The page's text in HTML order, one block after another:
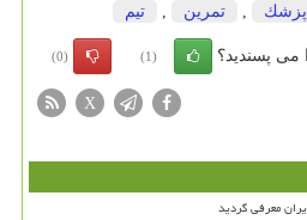
پزشك تمرین تیم
پسندید؟ (1)
(0)
X